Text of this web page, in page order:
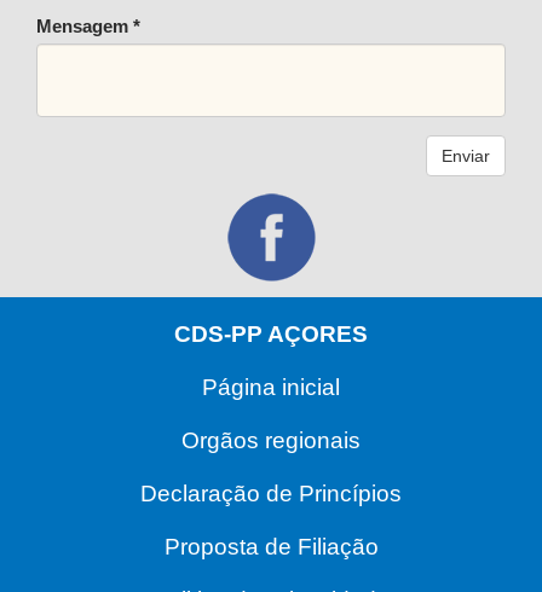
Mensagem *
Enviar
CDS-PP AÇORES
Página inicial
Orgãos regionais
Declaração de Princípios
Proposta de Filiação